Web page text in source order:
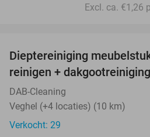
Excl. ca. €1,26
Dieptereiniging
reinigen + dakgootreiniging
DAB-Cleaning
Veghel (+4 locaties) (10 km)
Verkocht: 29